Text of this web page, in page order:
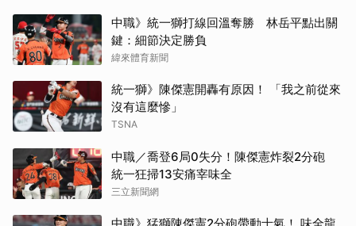
中職》統一獅打線回溫奪勝 林岳平點出關
鍵：細節決定勝負
緯來體育新聞
統一獅》陳傑憲開轟有原因！ 「我之前從來
沒有這麼慘」
TSNA
中職／喬登6局0失分！陳傑憲炸裂2分砲
統一狂掃13安痛宰味全
三立新聞網